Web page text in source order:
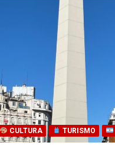
CULTURA TURISMO